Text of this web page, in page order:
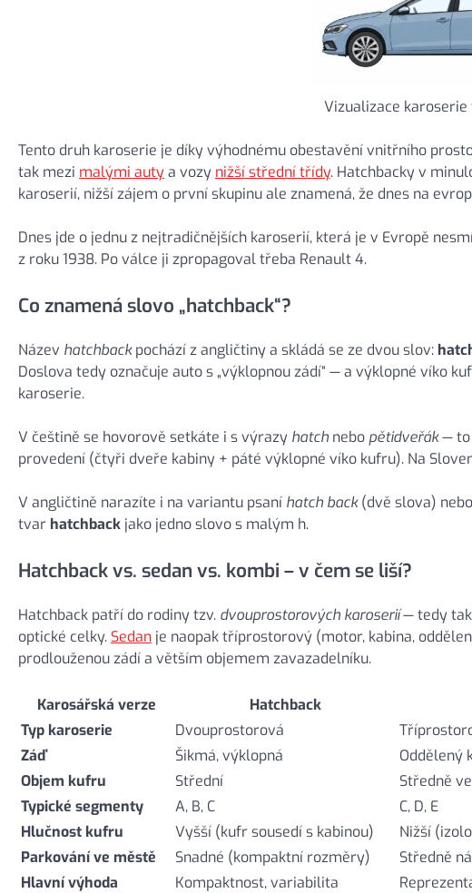
Vizualizace
Tento druh karoserie je díky výhodnému obestavění vnitřního
tak mezi malými autya vozy nižší střední třídy. Hatchbacky v
karoserií, nižší zájem o první skupinu ale znamená, že dnes na
Dnes jde o jednu z nejtradičnějších karoserií, která je v Evropě
z roku 1938. Po válce ji zpropagoval třeba Renault 4.
Co znamená slovo „hatchback“?
Název hatchbackpochází z angličtiny a skládá se ze dvou slov:
Doslova tedy označuje auto s „výklopnou zádí“ — a výklopné víko
karoserie.
V češtině se hovorově setkáte i s výrazy hatch nebo pětidveřák— to
provedení (čtyři dveře kabiny + páté výklopné víko kufru). Na
V angličtině narazíte i na variantu psaní hatch back(dvě slova)
tvar hatchback jako jedno slovo s malým h.
Hatchback vs. sedan vs. kombi – v čem se liší?
Hatchback patří do rodiny tzv. dvouprostorových karoserií— tedy
optické celky. Sedan je naopak tříprostorový (motor, kabina,
prodlouženou zádí a větším objemem zavazadelníku.
Karosářská verze Hatchback
Typ karoserie
Dvouprostorová
Záď
Šikmá, výklopná Oddělený
Objem kufru
Střední Středně
Typické segmenty
A, B, C C, D, E
Hlučnost kufru
Vyšší (kufr sousedí s kabinou) Nižší
Parkování ve městě
Snadné (kompaktní rozměry) Středně
Hlavní výhoda
Kompaktnost, variabilita